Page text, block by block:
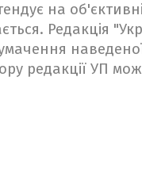
на
Редакція
редакції УП